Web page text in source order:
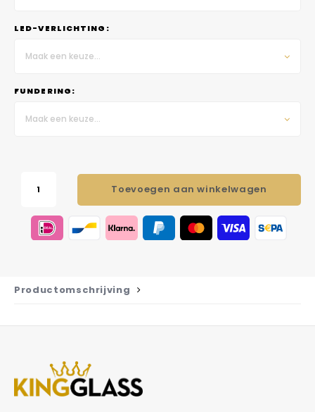
LED-VERLICHTING:
Maak een keuze...
FUNDERING:
Maak een keuze...
Toevoegen aan winkelwagen
Productomschrijving